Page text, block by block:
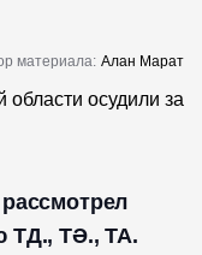
материала: Алан Марат
ТД., ТӘ., ТА.